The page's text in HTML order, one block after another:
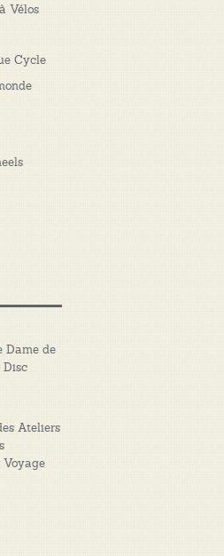
Vélos
Cycle
Dame de
Disc
Ateliers
Voyage